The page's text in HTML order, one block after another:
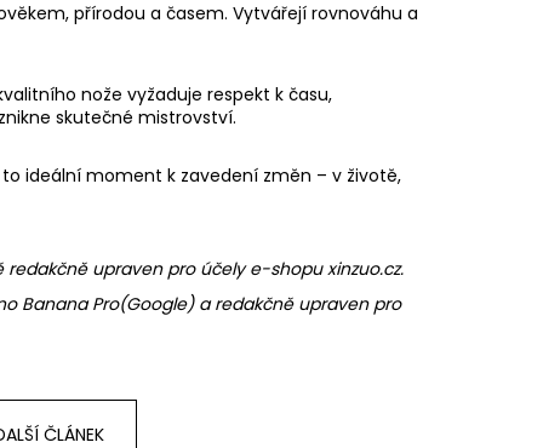
přírodou a časem. Vytvářejí rovnováhu a
nože vyžaduje respekt k času,
skutečné mistrovství.
ideální moment k zavedení změn – v životě,
upraven pro účely e-shopu xinzuo.cz.
Banana Pro(Google) a redakčně upraven pro
ČLÁNEK